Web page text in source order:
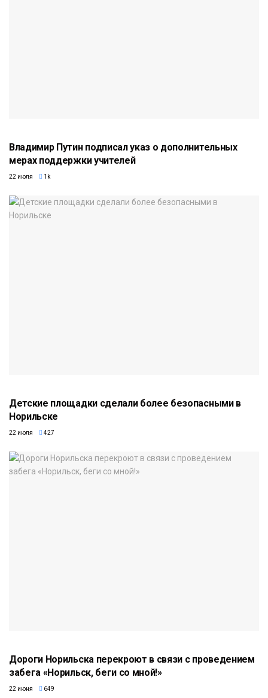
Владимир Путин подписал указ о дополнительных
мерах поддержки учителей
22 июля 1k
Детские площадки сделали более безопасными в
Норильске
22 июля 427
Дороги Норильска перекроют в связи с проведением
забега «Норильск, беги со мной!»
22 июня 649